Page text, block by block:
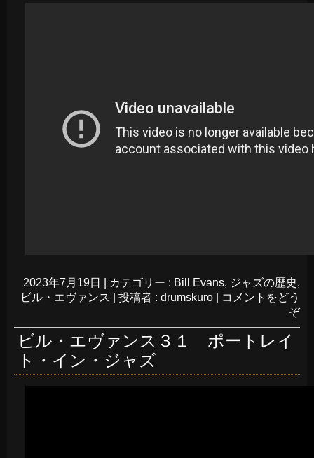
2023年7月19日 カテゴリー : Bill Evans, ジャズの歴史,
ビル・エヴァンス
投稿者 : drumskuro
コメントをどう
ぞ
ビル・エヴァンス３１ ポートレイ
ト・イン・ジャズ